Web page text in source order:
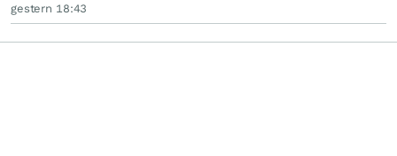
gestern 18:43